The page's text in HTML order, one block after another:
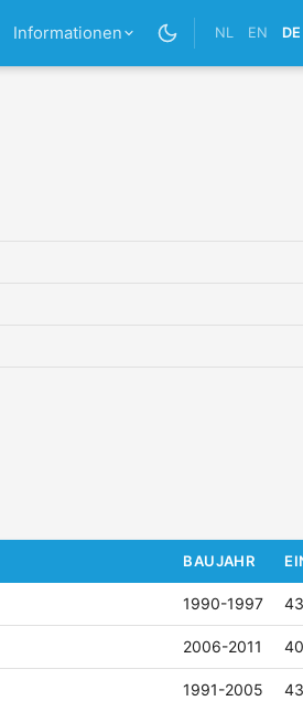
Informationen NL EN DE
BAUJAHR
1990-1997 43
2006-2011 40
1991-2005 43